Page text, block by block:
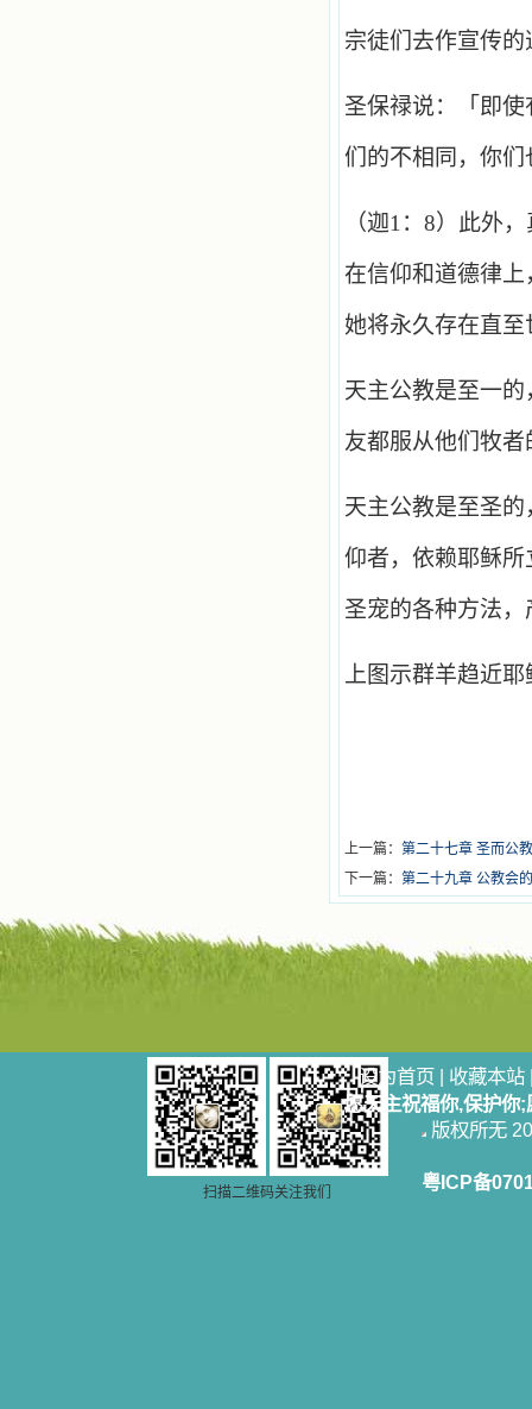
宗徒们去作宣传
圣保禄说：「即
们的不相同，你
（迦1：8）此外
在信仰和道德律
她将永久存在直至
天主公教是至一
友都服从他们牧
天主公教是至圣
仰者，依赖耶稣
圣宠的各种方法
上图示群羊趋近
上一篇： 第二十七章 圣而公
下一篇： 第二十九章 公教会
扫描二维码关注我们
设为首页 | 收藏本站
愿天主祝福你,保护你
版权所无
粤ICP备